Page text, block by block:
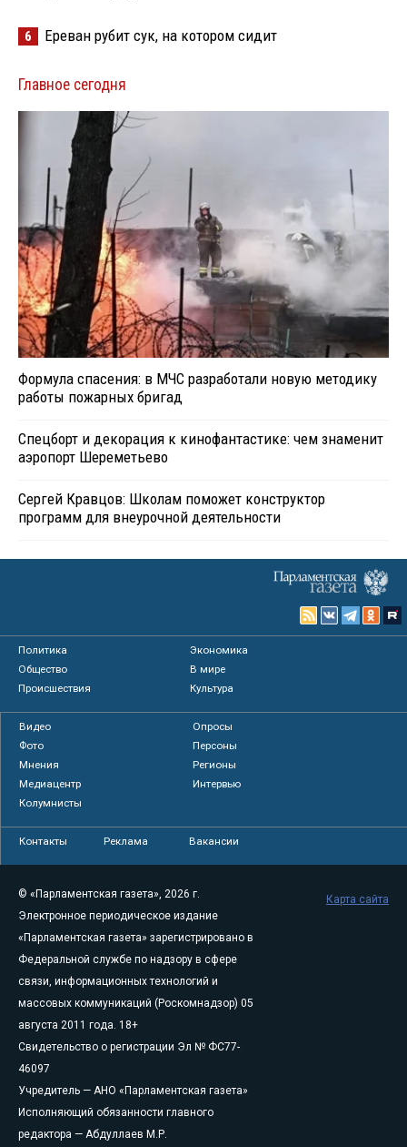
6 Ереван рубит сук, на котором сидит
Главное сегодня
Формула спасения: в МЧС разработали новую методику
работы пожарных бригад
Спецборт и декорация к кинофантастике: чем знаменит
аэропорт Шереметьево
Сергей Кравцов: Школам поможет конструктор
программ для внеурочной деятельности
Политика
Экономика
Общество
В мире
Происшествия
Культура
Видео
Опросы
Фото
Персоны
Мнения
Регионы
Медиацентр
Интервью
Колумнисты
Контакты Реклама Вакансии
© «Парламентская газета», 2026 г.
Электронное периодическое издание
«Парламентская газета» зарегистрировано в
Федеральной службе по надзору в сфере
связи, информационных технологий и
массовых коммуникаций (Роскомнадзор) 05
августа 2011 года. 18+
Свидетельство о регистрации Эл № ФС77-
46097
Учредитель — АНО «Парламентская газета»
Исполняющий обязанности главного
редактора — Абдуллаев М.Р.
Карта сайта